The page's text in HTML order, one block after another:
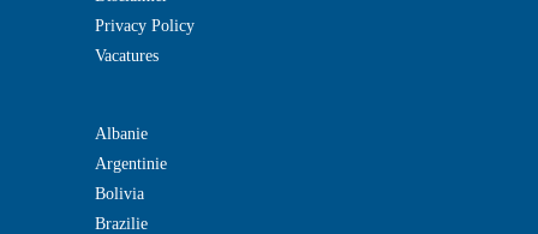
Privacy Policy
Vacatures
Albanie
Argentinie
Bolivia
Brazilie